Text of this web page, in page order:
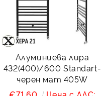
Алуминиева лира
432(400)/600 Standart-
черен мат 405W